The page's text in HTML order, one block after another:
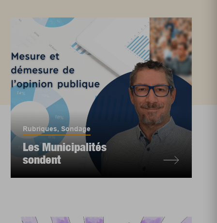
Rubriques,Sondage
Les Municipalités
sondent